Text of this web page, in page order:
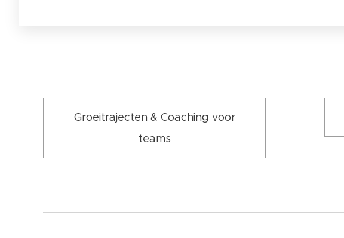
Groeitrajecten & Coaching voor
teams